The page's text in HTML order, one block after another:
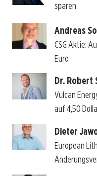
sparen
Andreas
CSG Aktie:
Euro
Dr. Robert
Vulcan
auf 4,50
Dieter
European